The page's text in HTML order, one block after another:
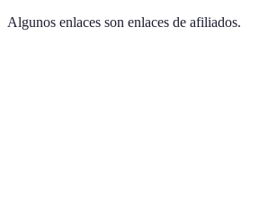
Algunos enlaces son enlaces de afiliados.